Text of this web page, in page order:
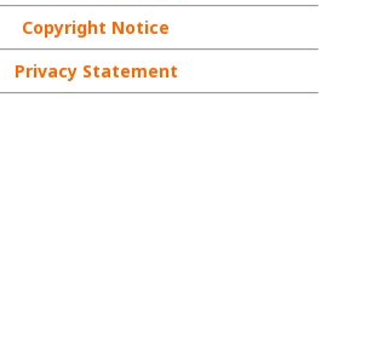
Copyright Notice
Privacy Statement